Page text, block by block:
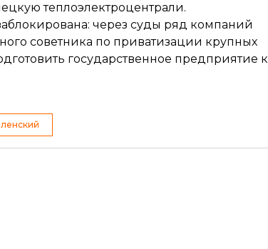
теплоэлектроцентрали.
через суды ряд компаний
советника по приватизации крупных
государственное предприятие к